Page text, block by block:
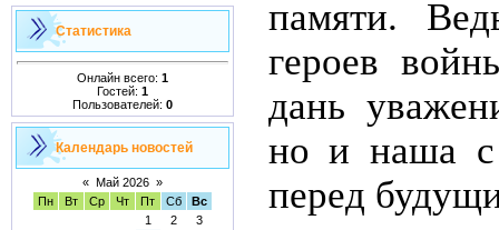
Статистика
Онлайн всего: 1
Гостей: 1
Пользователей: 0
Календарь новостей
« Май 2026 »
Пн
Вт Ср Чт Пт Сб
Вс
1
2
3
памяти.
героев
дань
но и наша с
перед